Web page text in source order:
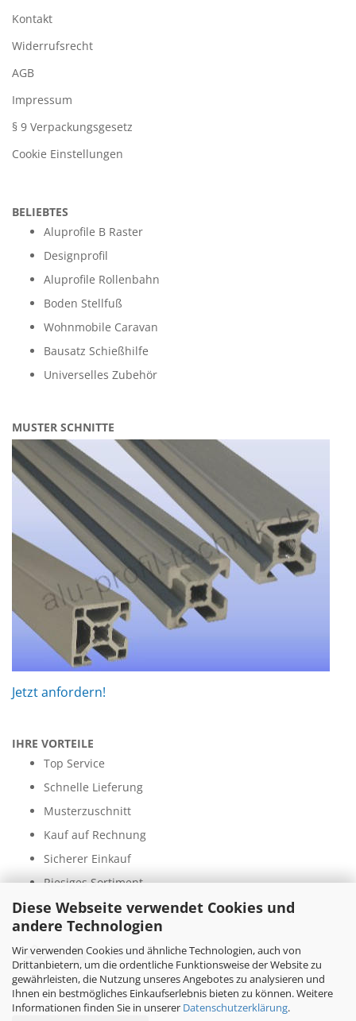
Diese Webseite verwendet Cookies und
andere Technologien
Wir verwenden Cookies und ähnliche Technologien, auch von
Drittanbietern, um die ordentliche Funktionsweise der Website zu
gewährleisten, die Nutzung unseres Angebotes zu analysieren und
Ihnen ein bestmögliches Einkaufserlebnis bieten zu können. Weitere
Informationen finden Sie in unserer Datenschutzerklärung.
Kontakt
Widerrufsrecht
AGB
Impressum
§ 9 Verpackungsgesetz
Cookie Einstellungen
BELIEBTES
Aluprofile B Raster
Designprofil
Aluprofile Rollenbahn
Boden Stellfuß
Wohnmobile Caravan
Bausatz Schießhilfe
Universelles Zubehör
MUSTER SCHNITTE
Jetzt anfordern!
IHRE VORTEILE
Top Service
Schnelle Lieferung
Musterzuschnitt
Kauf auf Rechnung
Sicherer Einkauf
Riesiges Sortiment
ZAHLUNGSARTEN